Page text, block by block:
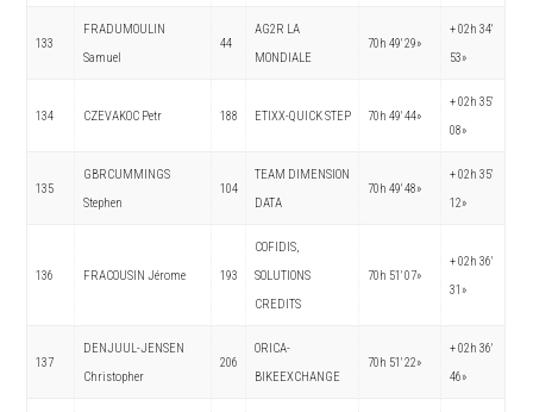
133
FRADUMOULIN
Samuel
44
AG2R LA
MONDIALE
70h 49′ 29»
+ 02h 34′
53»
134 CZEVAKOC Petr 188 ETIXX-QUICK STEP 70h 49′ 44»
+ 02h 35′
08»
135
GBRCUMMINGS
Stephen
104
TEAM DIMENSION
DATA
70h 49′ 48»
+ 02h 35′
12»
136 FRACOUSIN Jérome 193
COFIDIS,
SOLUTIONS
CREDITS
70h 51′ 07»
+ 02h 36′
31»
137
DENJUUL-JENSEN
Christopher
206
ORICA-
BIKEEXCHANGE
70h 51′ 22»
+ 02h 36′
46»